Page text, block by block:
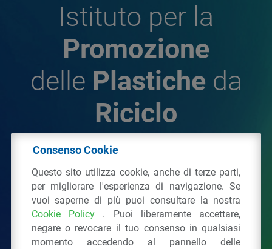
Istituto per la
Promozione
delle Plastiche da
Riciclo
Plastiche da Riciclo
C.F. 97381090154
Via San Vittore 36 20123Milano (MI)
Tel.: 02 43928225.
Consenso Cookie
Questo sito utilizza cookie, anche di terze parti,
per migliorare l'esperienza di navigazione. Se
vuoi saperne di più puoi consultare la nostra
Cookie Policy . Puoi liberamente accettare,
negare o revocare il tuo consenso in qualsiasi
momento accedendo al pannello delle